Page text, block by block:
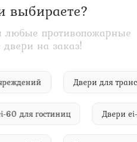
выбираете?
любые противопожарные
двери на заказ!
учреждений Двери для
для гостиниц Двери ei-